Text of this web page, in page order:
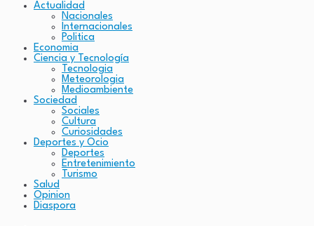
Actualidad
Nacionales
Internacionales
Politica
Economia
Ciencia y Tecnología
Tecnologia
Meteorologia
Medioambiente
Sociedad
Sociales
Cultura
Curiosidades
Deportes y Ocio
Deportes
Entretenimiento
Turismo
Salud
Opinion
Diaspora